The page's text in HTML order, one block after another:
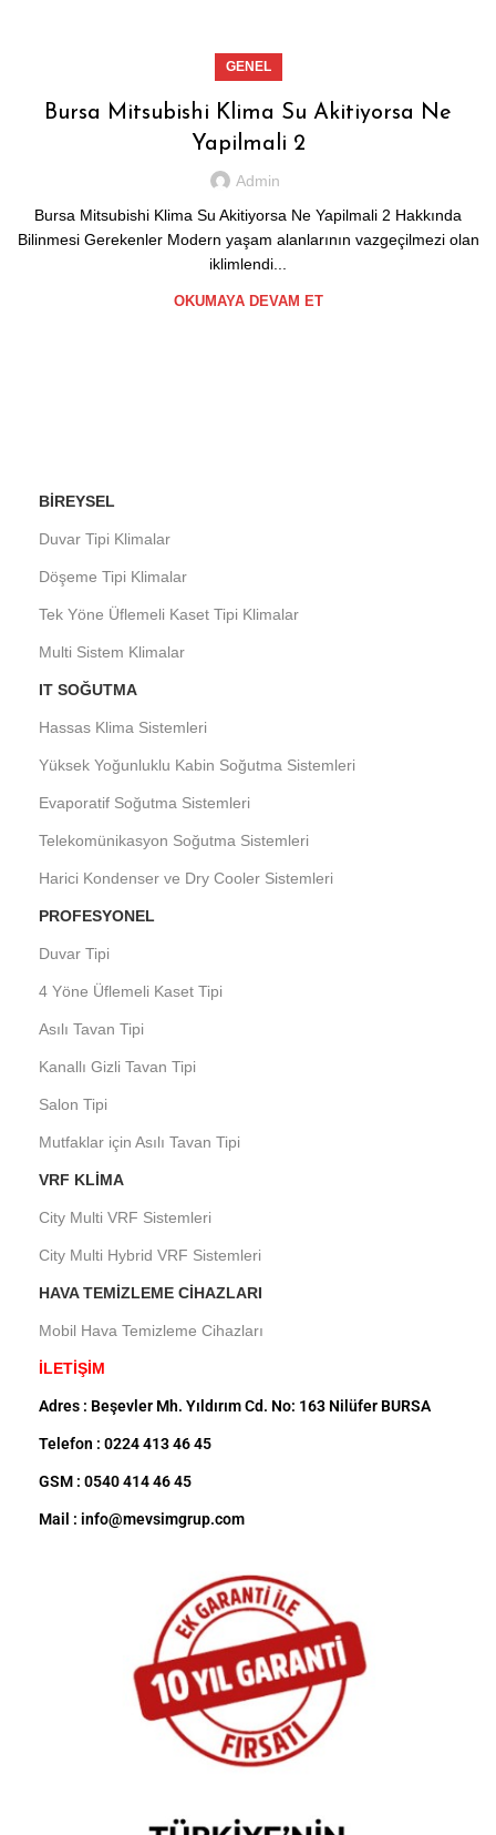
GENEL
Bursa Mitsubishi Klima Su Akitiyorsa Ne
Yapilmali 2
Admin
Bursa Mitsubishi Klima Su Akitiyorsa Ne Yapilmali 2 Hakkında
Bilinmesi Gerekenler Modern yaşam alanlarının vazgeçilmezi olan
iklimlendi...
OKUMAYA DEVAM ET
BIREYSEL
Duvar Tipi Klimalar
Döşeme Tipi Klimalar
Tek Yöne Üflemeli Kaset Tipi Klimalar
Multi Sistem Klimalar
IT SOĞUTMA
Hassas Klima Sistemleri
Yüksek Yoğunluklu Kabin Soğutma Sistemleri
Evaporatif Soğutma Sistemleri
Telekomünikasyon Soğutma Sistemleri
Harici Kondenser ve Dry Cooler Sistemleri
PROFESYONEL
Duvar Tipi
4 Yöne Üflemeli Kaset Tipi
Asılı Tavan Tipi
Kanallı Gizli Tavan Tipi
Salon Tipi
Mutfaklar için Asılı Tavan Tipi
VRF KLIMA
City Multi VRF Sistemleri
City Multi Hybrid VRF Sistemleri
HAVA TEMIZLEME CIHAZLARI
Mobil Hava Temizleme Cihazları
İLETİŞİM
Adres : Beşevler Mh. Yıldırım Cd. No: 163 Nilüfer BURSA
Telefon : 0224 413 46 45
GSM : 0540 414 46 45
Mail : info@mevsimgrup.com